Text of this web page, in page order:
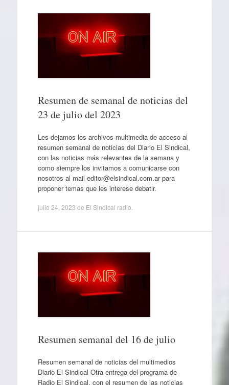
Resumen de semanal de noticias del
23 de julio del 2023
Les dejamos los archivos multimedia de acceso al
resumen semanal de noticias del Diario El Sindical,
con las noticias más relevantes de la semana y
como siempre los invitamos a comunicarse con
nosotros al mail editor@elsindical.com.ar para
proponer temas que les interese debatir.
julio 24, 2023 de El Sindical radio
Resumen semanal del 16 de julio
Resumen semanal de noticias del multimedios
Diario El Sindical Otra entrega del programa de
Radio El Sindical, con el resumen de las noticias